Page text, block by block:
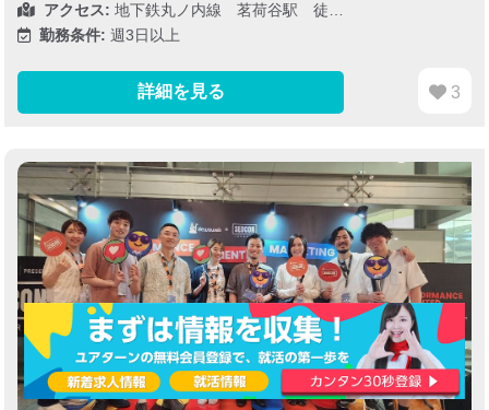
アクセス: 地下鉄丸ノ内線 茗荷谷駅 徒…
勤務条件: 週3日以上
詳細を見る 3